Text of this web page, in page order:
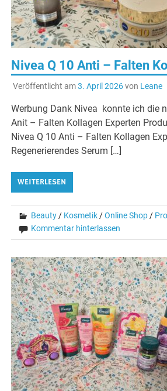
Nivea Q 10 Anti – Falten
Veröffentlicht am3. April 2026von Leane
Werbung Dank Nivea konnte ich die
Anit – Falten Kollagen Experten
Nivea Q 10 Anti – Falten Kollagen
Regenerierendes Serum […]
WEITERLESEN
Beauty / Kosmetik /Online Shop /
Kommentar hinterlassen